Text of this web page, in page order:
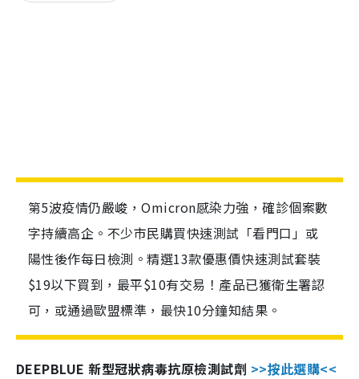
第5波疫情仍嚴峻，Omicron感染力強，確診個案數
字持續高企。不少市民購買快速測試「看門口」或
陽性後作每日檢測。精選13款優惠價快速測試套裝
$19以下買到，最平$10有交易！產品已獲衛生署認
可，或通過歐盟標準，最快10分鐘知結果。
DEEPBLUE 新型冠狀病毒抗原檢測試劑 >>按此選購<<